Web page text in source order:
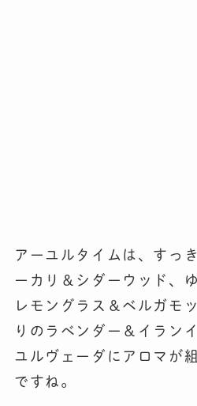
アーユルタイムは、すっ
ーカリ＆シダーウッド、
レモングラス＆ベルガモ
りのラベンダー＆イラン
ユルヴェーダにアロマが
ですね。